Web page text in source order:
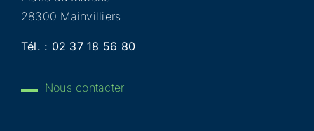
28300 Mainvilliers
Tél. : 02 37 18 56 80
Nous contacter